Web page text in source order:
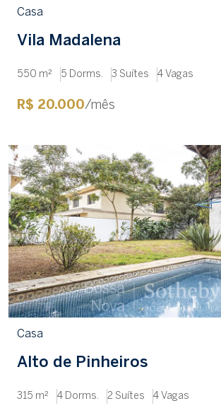
Casa
Vila Madalena
550 m² 5 Dorms. 3 Suítes 4 Vagas
R$ 20.000/mês
Casa
Alto de Pinheiros
315 m² 4 Dorms. 2 Suítes 4 Vagas